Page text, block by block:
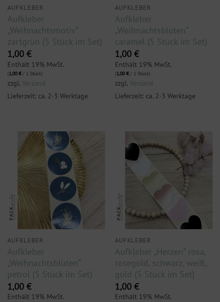
AUFKLEBER
Aufkleber
„Weihnachtsmotiv“
zartgrün (5 Stück im Set)
1,00 €
Enthält 19% MwSt.
(1,00€/ 1 Stück)
zzgl. Versand
Lieferzeit: ca. 2-3 Werktage
AUFKLEBER
Aufkleber
„Weihnachtsblüten“
caramel (5 Stück im Set)
1,00 €
Enthält 19% MwSt.
(1,00€/ 1 Stück)
zzgl. Versand
Lieferzeit: ca. 2-3 Werktage
AUFKLEBER
Aufkleber
„Weihnachtsblüten“
petrol (5 Stück im Set)
1,00 €
Enthält 19% MwSt.
AUFKLEBER
Aufkleber „Herzen“ rosa,
rosegold, schwarz, weiß,
gold (5 Stück im Set)
1,00 €
Enthält 19% MwSt.